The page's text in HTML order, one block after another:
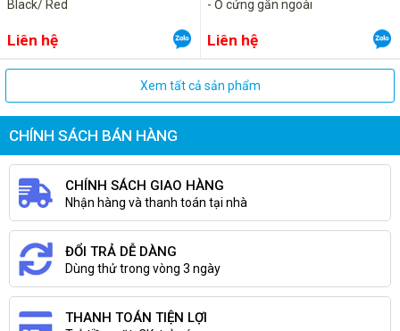
Black/ Red
Liên hệ
- Ổ cứng gắn ngoài
Liên hệ
Xem tất cả sản phẩm
CHÍNH SÁCH BÁN HÀNG
CHÍNH SÁCH GIAO HÀNG
Nhận hàng và thanh toán tại nhà
ĐỔI TRẢ DỄ DÀNG
Dùng thử trong vòng 3 ngày
THANH TOÁN TIỆN LỢI